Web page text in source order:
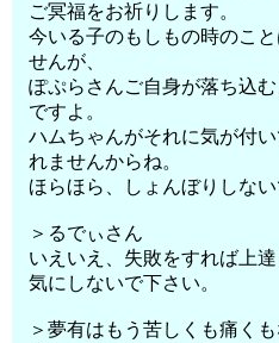
ご冥福をお祈りします。
今いる子のもしもの時のこ
せんが、
ぽぷらさんご自身が落ち込
ですよ。
ハムちゃんがそれに気が付
れませんからね。
ほらほら、しょんぼりしない
＞るでぃさん
いえいえ、失敗をすれば上達
気にしないで下さい。
＞夢有はもう苦しくも痛く